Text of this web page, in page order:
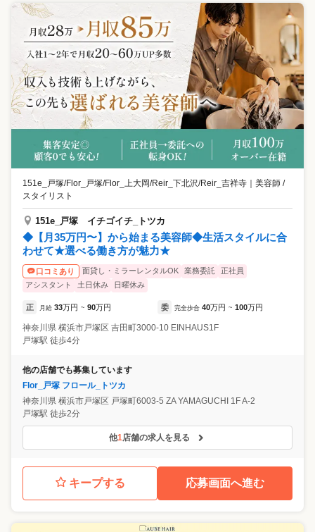
151e_戸塚/Flor_戸塚/Flor_上大岡/Reir_下北沢/Reir_吉祥寺 ｜ 美容師 /
スタイリスト
151e_戸塚 イチゴイチ_トツカ
◆【月35万円〜】から始まる美容師◆生活スタイルに合
わせて★選べる働き方が魅力★
口コミあり 面貸し・ミラーレンタルOK 業務委託
正社員
アシスタント
土日休み 日曜休み
正 月給 33万円 ~ 90万円 委 完全歩合 40万円 ~ 100万円
神奈川県 横浜市戸塚区 吉田町3000-10 EINHAUS1F
戸塚駅 徒歩4分
他の店舗でも募集しています
Flor_戸塚 フロール_トツカ
神奈川県 横浜市戸塚区 戸塚町6003-5 ZA YAMAGUCHI 1F A-2
戸塚駅 徒歩2分
他1店舗の求人を見る
キープする 応募画面へ進む